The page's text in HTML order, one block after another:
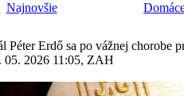
Najnovšie
Péter Erdő sa po vážnej chorobe
05. 2026 11:05, ZAH